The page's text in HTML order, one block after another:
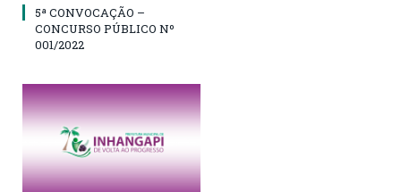
5ª CONVOCAÇÃO –
CONCURSO PÚBLICO Nº
001/2022